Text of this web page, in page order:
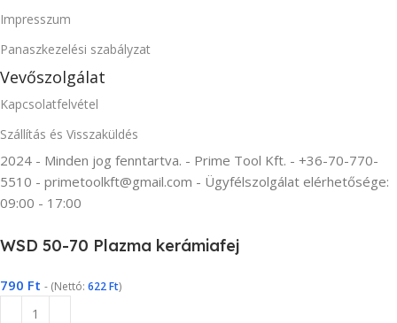
Impresszum
Panaszkezelési szabályzat
Vevőszolgálat
Kapcsolatfelvétel
Szállítás és Visszaküldés
2024 - Minden jog fenntartva. - Prime Tool Kft. - +36-70-770-
5510 - primetoolkft@gmail.com - Ügyfélszolgálat elérhetősége:
09:00 - 17:00
WSD 50-70 Plazma kerámiafej
790 Ft - (Nettó: 622Ft)